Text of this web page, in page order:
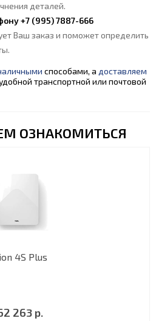
деталей.
+7 (995) 7887-666
Ваш заказ и поможет определить
способами, а доставляем
транспортной или почтовой
ОЗНАКОМИТЬСЯ
4S Plus
263 р.